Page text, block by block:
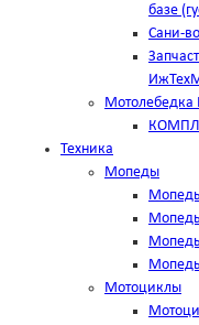
базе
Сани-
Техника
Мопеды
Мотоциклы